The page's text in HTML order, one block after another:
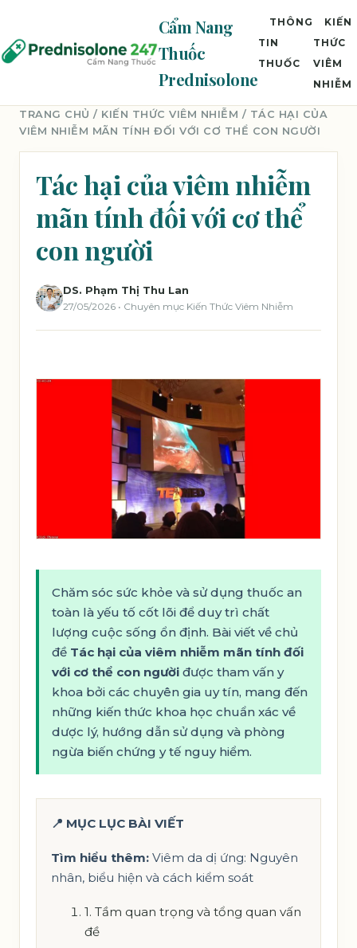
Cẩm Nang
Thuốc
Prednisolone
THÔNG
TIN
THUỐC
KIẾN
THỨC
VIÊM
NHIỄM
TRANG CHỦ / KIẾN THỨC VIÊM NHIỄM / TÁC HẠI CỦA
VIÊM NHIỄM MÃN TÍNH ĐỐI VỚI CƠ THỂ CON NGƯỜI
Tác hại của viêm nhiễm
mãn tính đối với cơ thể
con người
DS. Phạm Thị Thu Lan
27/05/2026 • Chuyên mục Kiến Thức Viêm Nhiễm
Chăm sóc sức khỏe và sử dụng thuốc an
toàn là yếu tố cốt lõi để duy trì chất
lượng cuộc sống ổn định. Bài viết về chủ
đề Tác hại của viêm nhiễm mãn tính đối
với cơ thể con người được tham vấn y
khoa bởi các chuyên gia uy tín, mang đến
những kiến thức khoa học chuẩn xác về
dược lý, hướng dẫn sử dụng và phòng
ngừa biến chứng y tế nguy hiểm.
📍 MỤC LỤC BÀI VIẾT
Tìm hiểu thêm: Viêm da dị ứng: Nguyên
nhân, biểu hiện và cách kiểm soát
1. Tầm quan trọng và tổng quan vấn
đề